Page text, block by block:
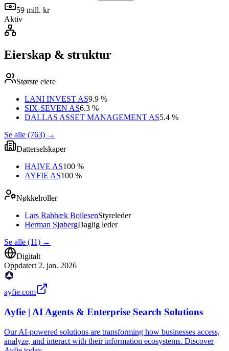
59 mill. kr
Aktiv
Eierskap & struktur
Største eiere
LANI INVEST AS9.9 %
SIX-SEVEN AS6.3 %
DALLAS ASSET MANAGEMENT AS5.4 %
Se alle (763) →
Datterselskaper
HAIVE AS100 %
AYFIE AS100 %
Nøkkelroller
Lars Rahbæk BoilesenStyreleder
Herman SjøbergDaglig leder
Se alle (11) →
Digitalt
Oppdatert 2. jan. 2026
ayfie.com
Ayfie | AI Agents & Enterprise Search Solutions
Our AI-powered solutions are transforming how businesses access,
analyze, and interact with their information ecosystems. Discover